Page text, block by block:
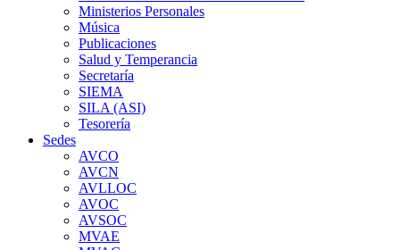
Ministerios Personales
Música
Publicaciones
Salud y Temperancia
Secretaría
SIEMA
SILA (ASI)
Tesorería
Sedes
AVCO
AVCN
AVLLOC
AVOC
AVSOC
MVAE